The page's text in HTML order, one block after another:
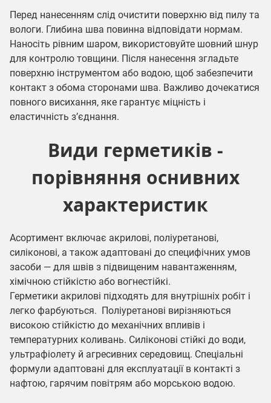
Перед нанесенням слід очистити поверхню від пилу та
вологи. Глибина шва повинна відповідати нормам.
Наносіть рівним шаром, використовуйте шовний шнур
для контролю товщини. Після нанесення згладьте
поверхню інструментом або водою, щоб забезпечити
контакт з обома сторонами шва. Важливо дочекатися
повного висихання, яке гарантує міцність і
еластичність з’єднання.
Види герметиків -
порівняння оснивних
характеристик
Асортимент включає акрилові, поліуретанові,
силіконові, а також адаптовані до специфічних умов
засоби — для швів з підвищеним навантаженням,
хімічною стійкістю або вогнестійкі.
Герметики акрилові підходять для внутрішніх робіт і
легко фарбуються. Поліуретанові вирізняються
високою стійкістю до механічних впливів і
температурних коливань. Силіконові стійкі до води,
ультрафіолету й агресивних середовищ. Спеціальні
формули адаптовані для експлуатації в контакті з
нафтою, гарячим повітрям або морською водою.